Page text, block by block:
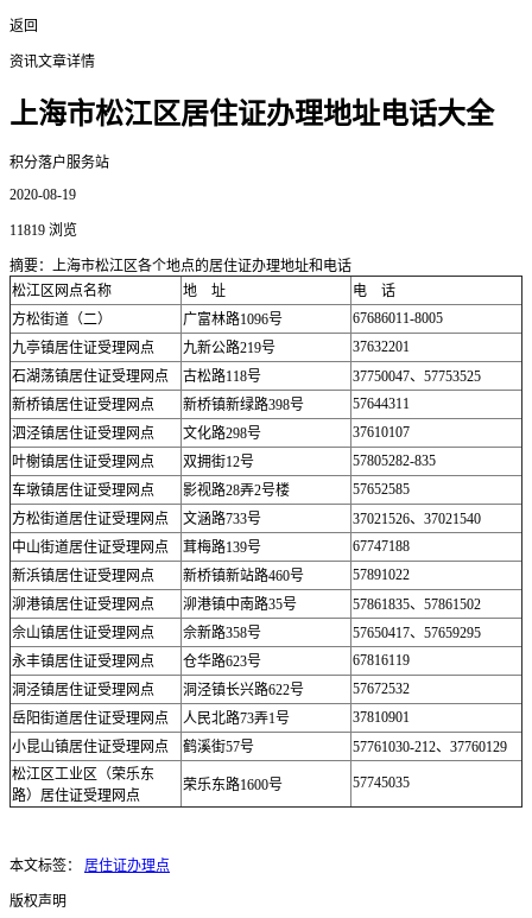
返回
资讯文章详情
上海市松江区居住证办理地址电话大全
积分落户服务站
2020-08-19
11819 浏览
摘要：上海市松江区各个地点的居住证办理地址和电话
松江区网点名称
地 址
电 话
方松街道（二）
广富林路1096号
67686011-8005
九亭镇居住证受理网点
九新公路219号
37632201
石湖荡镇居住证受理网点
古松路118号
37750047、57753525
新桥镇居住证受理网点
新桥镇新绿路398号
57644311
泗泾镇居住证受理网点
文化路298号
37610107
叶榭镇居住证受理网点
双拥街12号
57805282-835
车墩镇居住证受理网点
影视路28弄2号楼
57652585
方松街道居住证受理网点
文涵路733号
37021526、37021540
中山街道居住证受理网点
茸梅路139号
67747188
新浜镇居住证受理网点
新桥镇新站路460号
57891022
泖港镇居住证受理网点
泖港镇中南路35号
57861835、57861502
佘山镇居住证受理网点
佘新路358号
57650417、57659295
永丰镇居住证受理网点
仓华路623号
67816119
洞泾镇居住证受理网点
洞泾镇长兴路622号
57672532
岳阳街道居住证受理网点
人民北路73弄1号
37810901
小昆山镇居住证受理网点
鹤溪街57号
57761030-212、37760129
松江区工业区（荣乐东
路）居住证受理网点
荣乐东路1600号 57745035
本文标签： 居住证办理点
版权声明